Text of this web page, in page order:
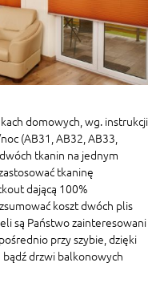
domowych, wg. instrukcji
(AB31, AB32, AB33,
tkanin na jednym
tkaninę
dającą 100%
koszt dwóch plis
są Państwo zainteresowani
przy szybie, dzięki
drzwi balkonowych